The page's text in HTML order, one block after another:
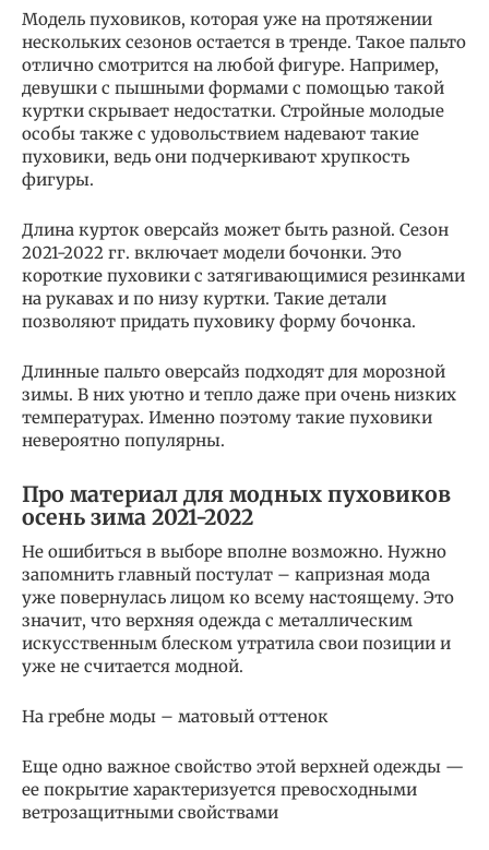
Модель пуховиков, которая уже на протяжении
нескольких сезонов остается в тренде. Такое пальто
отлично смотрится на любой фигуре. Например,
девушки с пышными формами с помощью такой
куртки скрывает недостатки. Стройные молодые
особы также с удовольствием надевают такие
пуховики, ведь они подчеркивают хрупкость
фигуры.
Длина курток оверсайз может быть разной. Сезон
2021-2022 гг. включает модели бочонки. Это
короткие пуховики с затягивающимися резинками
на рукавах и по низу куртки. Такие детали
позволяют придать пуховику форму бочонка.
Длинные пальто оверсайз подходят для морозной
зимы. В них уютно и тепло даже при очень низких
температурах. Именно поэтому такие пуховики
невероятно популярны.
Про материал для модных пуховиков
осень зима 2021-2022
Не ошибиться в выборе вполне возможно. Нужно
запомнить главный постулат – капризная мода
уже повернулась лицом ко всему настоящему. Это
значит, что верхняя одежда с металлическим
искусственным блеском утратила свои позиции и
уже не считается модной.
На гребне моды – матовый оттенок
Еще одно важное свойство этой верхней одежды —
ее покрытие характеризуется превосходными
ветрозащитными свойствами